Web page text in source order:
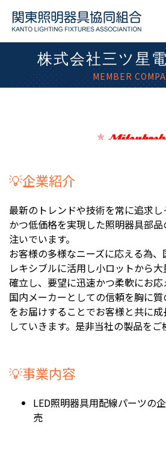
株式会社三ツ星
MEMBER
💡企業紹介
最新のトレンドや技術を常に追求
かつ低価格を実現した照明器具部
注いでいます。
お客様の多様なニーズに応える為
レキシブルに活用し小ロットから
確立し、要望に迅速かつ柔軟にお応
国内メーカーとしての信頼を胸に
をお届けすることでお客様と共に
していきます。是非当社の製品をご
💡事業内容
LED照明器具用配線パーツの
売